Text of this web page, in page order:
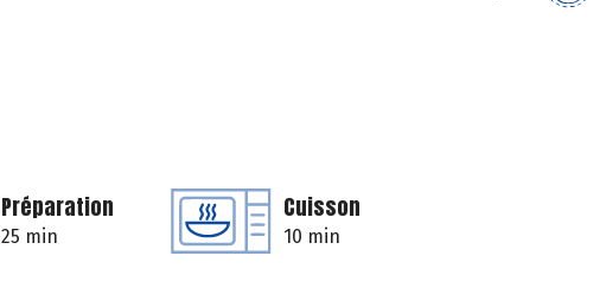
Préparation
25 min
Cuisson
10 min